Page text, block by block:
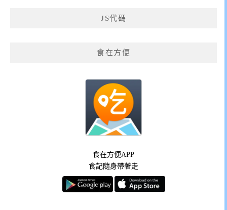
JS代碼
食在方便
食在方便APP
食記隨身帶著走